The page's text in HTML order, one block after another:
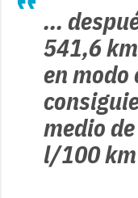
...
541,6
en modo
medio
l/100